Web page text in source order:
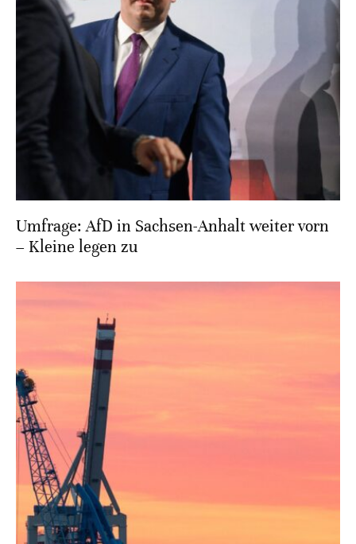
Umfrage: AfD in Sachsen-Anhalt weiter vorn
– Kleine legen zu